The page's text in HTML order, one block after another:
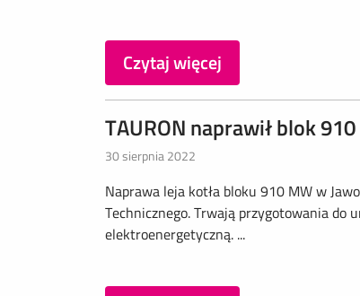
Czytaj więcej
TAURON naprawił blok
30 sierpnia 2022
Naprawa leja kotła bloku 910 MW w
Technicznego. Trwają przygotowania do
elektroenergetyczną. ...